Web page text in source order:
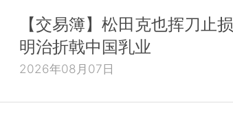
【交易簿】松田克也挥刀止损
明治折戟中国乳业
2026年08月07日